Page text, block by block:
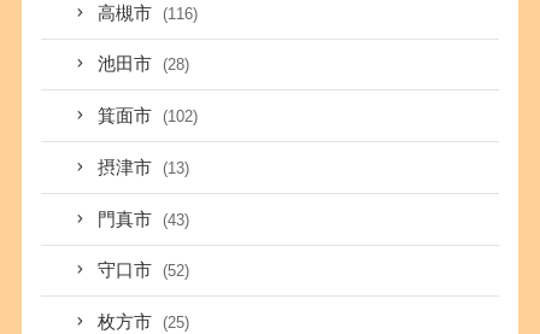
高槻市 (116)
池田市 (28)
箕面市 (102)
摂津市 (13)
門真市 (43)
守口市 (52)
枚方市 (25)